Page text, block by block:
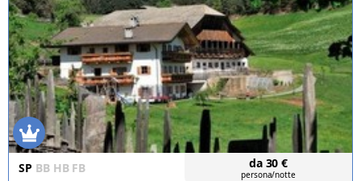
SP BB HB FB da 30 €
persona/notte